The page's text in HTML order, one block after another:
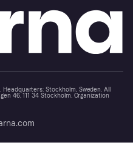
Stockholm, Sweden. All
46, 111 34 Stockholm. Organization